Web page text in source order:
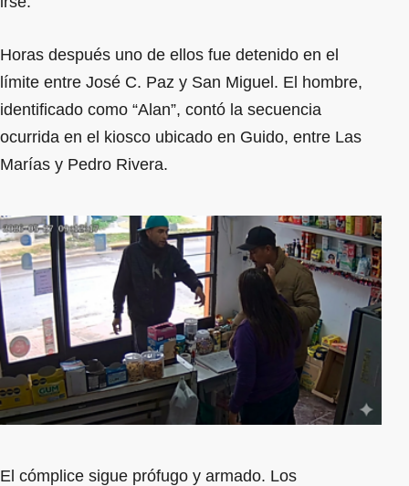
Horas después uno de ellos fue detenido en el
límite entre José C. Paz y San Miguel. El hombre,
identificado como “Alan”, contó la secuencia
ocurrida en el kiosco ubicado en Guido, entre Las
Marías y Pedro Rivera.
El cómplice sigue prófugo y armado. Los